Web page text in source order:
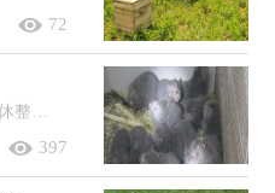
72
竹鼠掉牙预防：平常多注意检查休整，松动很厉害的或者发黑的牙应及时拔掉，要防止掉一颗牙或者没有全部掉完的牙，应及时修剪，饲料中添加多...
397